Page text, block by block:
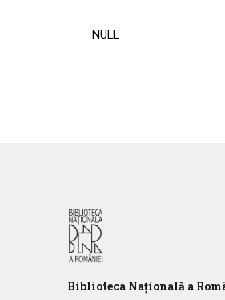
NULL
Biblioteca Națională a R